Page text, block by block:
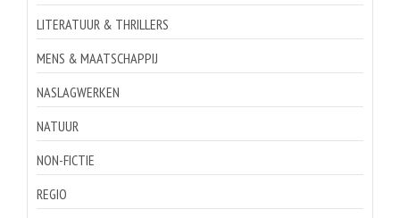
LITERATUUR & THRILLERS
MENS & MAATSCHAPPIJ
NASLAGWERKEN
NATUUR
NON-FICTIE
REGIO